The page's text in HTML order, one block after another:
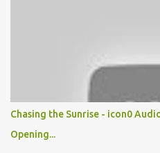
Chasing the Sunrise - icon0
Opening...